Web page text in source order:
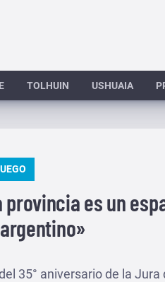
TOLHUIN USHUAIA
provincia es un
35° aniversario de la